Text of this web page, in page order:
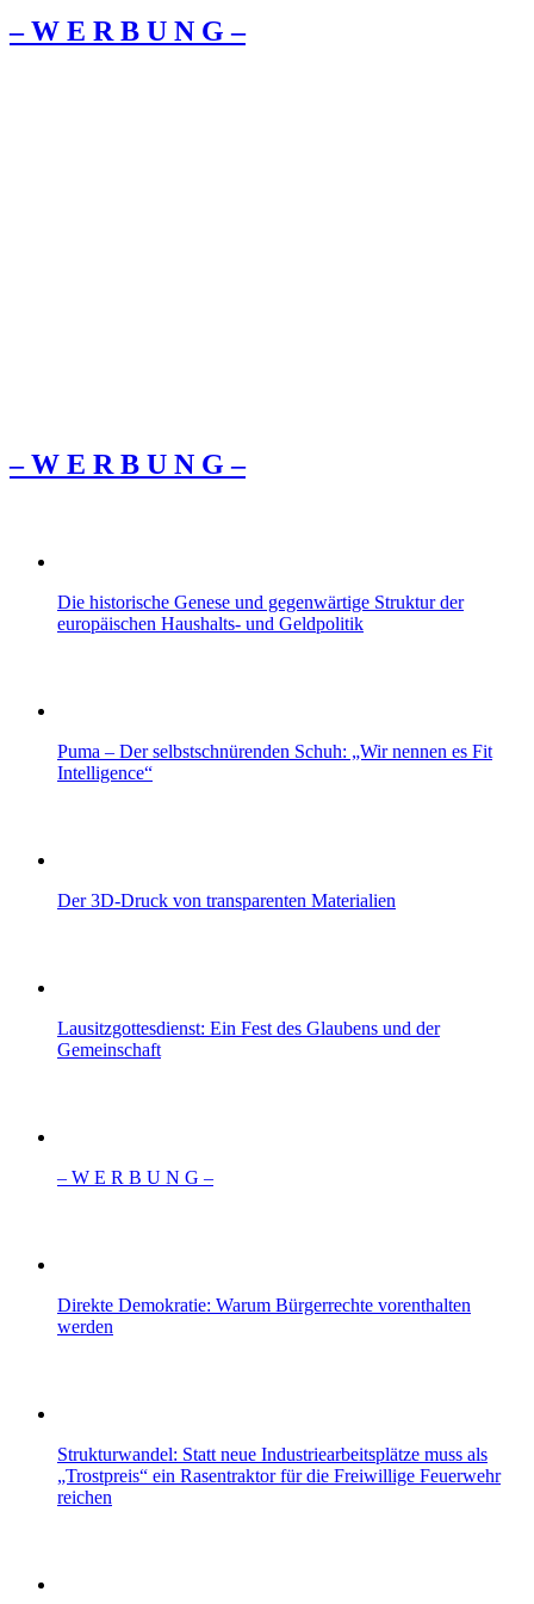
– W Ε R Β U Ν G –
– W Ε R Β U Ν G –
Die historische Genese und gegenwärtige Struktur der
europäischen Haushalts- und Geldpolitik
Puma – Der selbstschnürenden Schuh: „Wir nennen es Fit
Intelligence“
Der 3D-Druck von transparenten Materialien
Lausitzgottesdienst: Ein Fest des Glaubens und der
Gemeinschaft
– W Ε R Β U Ν G –
Direkte Demokratie: Warum Bürgerrechte vorenthalten
werden
Strukturwandel: Statt neue Industriearbeitsplätze muss als
„Trostpreis“ ein Rasentraktor für die Freiwillige Feuerwehr
reichen